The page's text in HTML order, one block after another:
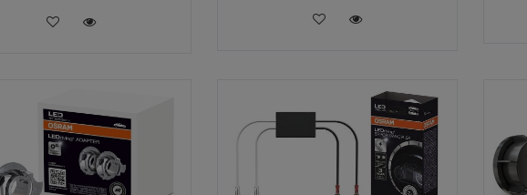
VLOŽIT DO KOŠÍKU VLOŽIT DO KOŠÍKU